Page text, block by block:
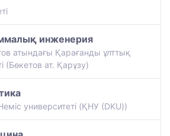
инженерия
атындағы Қарағанды ұлттық
(Бөкетов ат. Қарұзу)
университетi (ҚНУ (DKU))